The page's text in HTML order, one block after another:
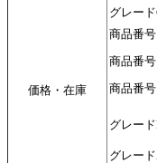
価格・在庫
グレー
商品番
商品番
商品番
グレー
グレー